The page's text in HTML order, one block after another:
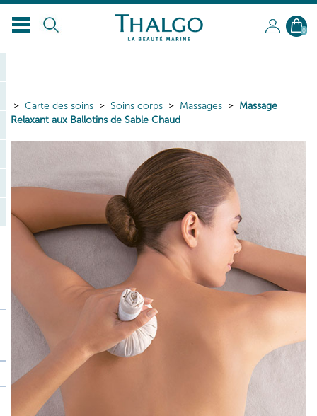
0
Carte des soins Soins corps Massages
Massage
Relaxant aux Ballotins de Sable Chaud